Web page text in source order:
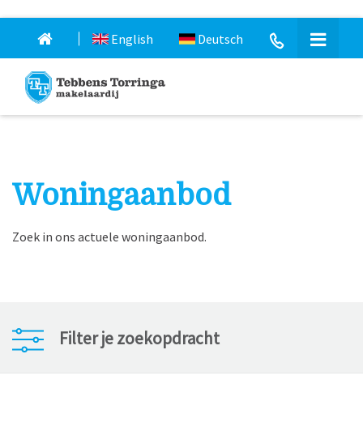
English Deutsch
Woningaanbod
Zoek in ons actuele woningaanbod.
Filter je zoekopdracht